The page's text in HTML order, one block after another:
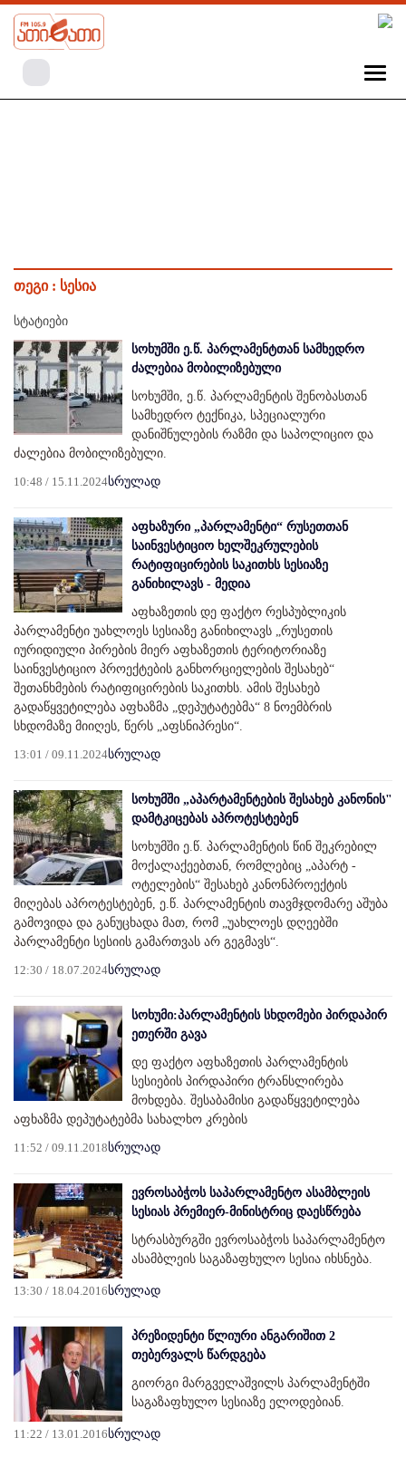
თეგი : სესია
სტატიები
სოხუმში ე.წ. პარლამენტთან სამხედრო
ძალებია მობილიზებული
სოხუმში, ე.წ. პარლამენტის შენობასთან
სამხედრო ტექნიკა, სპეციალური
დანიშნულების რაზმი და საპოლიციო და
ძალებია მობილიზებული.
10:48 / 15.11.2024სრულად
აფხაზური „პარლამენტი“ რუსეთთან
საინვესტიციო ხელშეკრულების
რატიფიცირების საკითხს სესიაზე
განიხილავს - მედია
აფხაზეთის დე ფაქტო რესპუბლიკის
პარლამენტი უახლოეს სესიაზე განიხილავს „რუსეთის
იურიდიული პირების მიერ აფხაზეთის ტერიტორიაზე
საინვესტიციო პროექტების განხორციელების შესახებ“
შეთანხმების რატიფიცირების საკითხს. ამის შესახებ
გადაწყვეტილება აფხაზმა „დეპუტატებმა“ 8 ნოემბრის
სხდომაზე მიიღეს, წერს „აფსნიპრესი“.
13:01 / 09.11.2024სრულად
სოხუმში „აპარტამენტების შესახებ კანონის"
დამტკიცებას აპროტესტებენ
სოხუმში ე.წ. პარლამენტის წინ შეკრებილ
მოქალაქეებთან, რომლებიც „აპარტ -
ოტელების“ შესახებ კანონპროექტის
მიღებას აპროტესტებენ, ე.წ. პარლამენტის თავმჯდომარე აშუბა
გამოვიდა და განუცხადა მათ, რომ „უახლოეს დღეებში
პარლამენტი სესიის გამართვას არ გეგმავს“.
12:30 / 18.07.2024სრულად
სოხუმი:პარლამენტის სხდომები პირდაპირ
ეთერში გავა
დე ფაქტო აფხაზეთის პარლამენტის
სესიების პირდაპირი ტრანსლირება
მოხდება. შესაბამისი გადაწყვეტილება
აფხაზმა დეპუტატებმა სახალხო კრების
11:52 / 09.11.2018სრულად
ევროსაბჭოს საპარლამენტო ასამბლეის
სესიას პრემიერ-მინისტრიც დაესწრება
სტრასბურგში ევროსაბჭოს საპარლამენტო
ასამბლეის საგაზაფხულო სესია იხსნება.
13:30 / 18.04.2016სრულად
პრეზიდენტი წლიური ანგარიშით 2
თებერვალს წარდგება
გიორგი მარგველაშვილს პარლამენტში
საგაზაფხულო სესიაზე ელოდებიან.
11:22 / 13.01.2016სრულად